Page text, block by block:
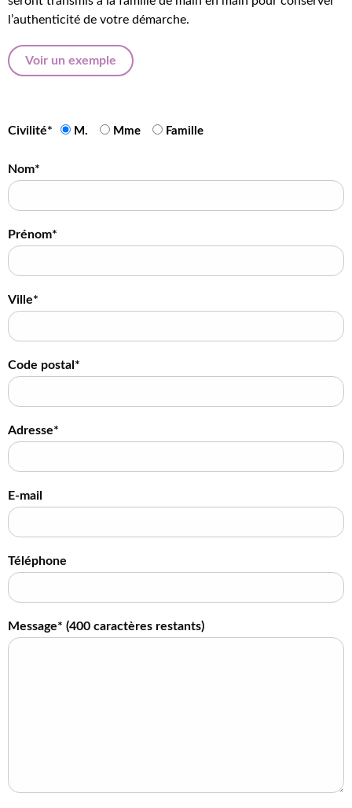
l’authenticité de votre démarche.
Voir un exemple
Civilité* M. Mme Famille
Nom*
Prénom*
Ville*
Code postal*
Adresse*
E-mail
Téléphone
Message* (400 caractères restants)